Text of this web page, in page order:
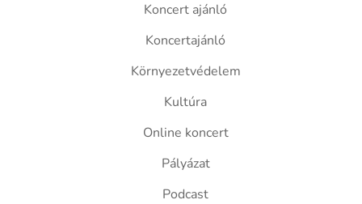
Koncert ajánló
Koncertajánló
Környezetvédelem
Kultúra
Online koncert
Pályázat
Podcast